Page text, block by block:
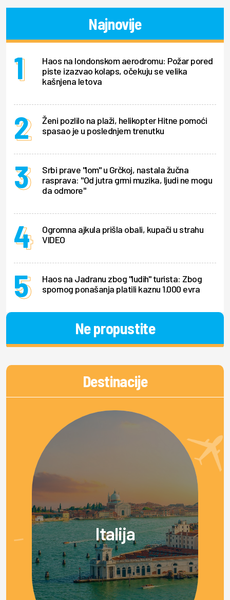
Najnovije
Haos na londonskom aerodromu: Požar pored
piste izazvao kolaps, očekuju se velika
kašnjena letova
Ženi pozlilo na plaži, helikopter Hitne pomoći
spasao je u poslednjem trenutku
Srbi prave "lom" u Grčkoj, nastala žučna
rasprava: "Od jutra grmi muzika, ljudi ne mogu
da odmore"
Ogromna ajkula prišla obali, kupači u strahu
VIDEO
Haos na Jadranu zbog "ludih" turista: Zbog
spornog ponašanja platili kaznu 1.000 evra
Ne propustite
Destinacije
Italija